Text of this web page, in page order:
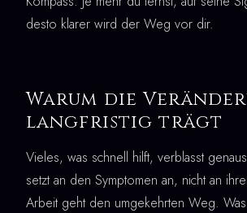
desto klarer wird der Weg vor dir.
Warum die
langfristig trägt
Vieles, was schnell hilft, verblasst
setzt an den Symptomen an, nicht an
Arbeit geht den umgekehrten Weg.